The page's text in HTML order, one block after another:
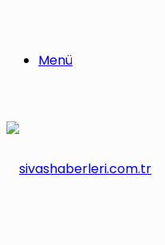
Menü